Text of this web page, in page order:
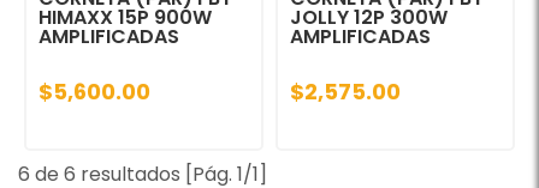
HIMAXX 15P 900W
AMPLIFICADAS
$5,600.00
JOLLY 12P 300W
AMPLIFICADAS
$2,575.00
6 de 6 resultados [Pág. 1/1]